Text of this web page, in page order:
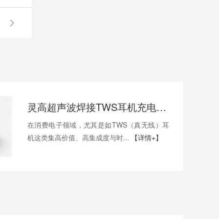
灵高超声波焊接TWS耳机充电仓如何保证外观无痕？
在消费电子领域，尤其是如TWS（真无线）耳
机这类集高价值、高集成度与时...
【详情+】